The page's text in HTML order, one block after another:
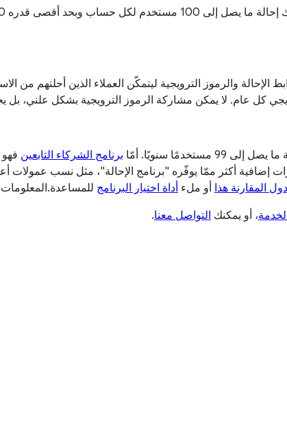
الإحالة والرموز الترويجية ليتمكّن العملاء الذين أحلتهم
سنويًا. أمّا برنامج الشركاء التابعين
إضافية أكثر ممّا يوفّره "برنامج الإحالة"، مثل نسب
المقارنة هذا أو ملء أداة اختيار البرنامج
، أو يمكنك التواصل معنا.